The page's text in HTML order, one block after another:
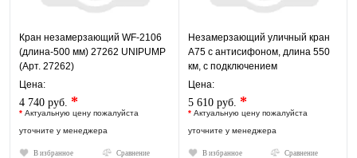
Кран незамерзающий WF-2106
(длина-500 мм) 27262 UNIPUMP
(Арт. 27262)
Цена:
4 740 руб. *
* Актуальную цену пожалуйста
уточните у менеджера
В избранное Сравнение
Незамерзающий уличный кран
А75 с антисифоном, длина 550
км, с подключением
1/2ВР(3/4НР) : A75M22-RUS
Цена:
5 610 руб. *
* Актуальную цену пожалуйста
уточните у менеджера
В избранное Сравнение